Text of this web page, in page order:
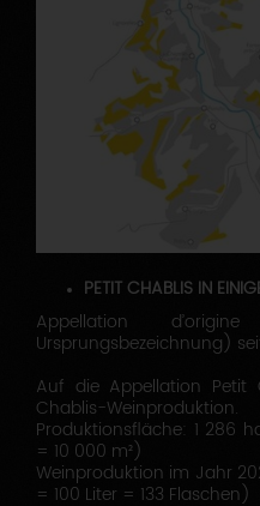
PETIT CHABLIS IN
Appellation
Ursprungsbezeichnung)
Auf die Appellation Petit
Chablis-Weinproduktion.
Produktionsfläche: 1 286
= 10 000 m²)
Weinproduktion im Jahr
= 100 Liter = 133 Flaschen)